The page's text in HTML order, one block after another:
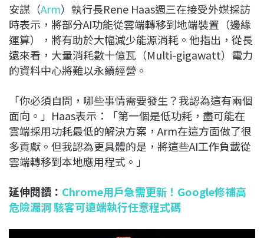
b
o
o
k
a
d
s
e
d
I
n
L
i
n
k
安謀（Arm）執行長Rene Haas週三在接受外媒採訪
時表示，將部分AI功能從雲端轉移到地端裝置（邊緣
運算），將有助於大幅減少能源消耗。他指出，從長
遠來看，大量消耗數十億瓦（Multi-gigawatt）電力
的資料中心將難以永續經營。
「你必須自問，哪些事情需要發生？我認為這有兩個
面向。」Haas表示：「第一個是低功耗，盡可能在
雲端採用功耗最低的解決方案，Arm在這方面做了很
多貢獻。但我認為更具體的是，將這些AI工作負載從
雲端轉移到本地應用程式。」
延伸閱讀： Chrome用戶急需更新！Google修補高
危險漏洞 駭客可遠端執行任意程式碼